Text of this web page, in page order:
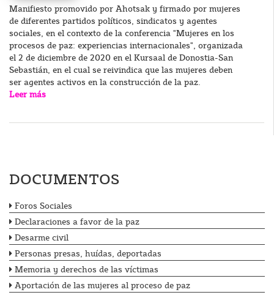
Manifiesto promovido por Ahotsak y firmado por mujeres
de diferentes partidos políticos, sindicatos y agentes
sociales, en el contexto de la conferencia "Mujeres en los
procesos de paz: experiencias internacionales", organizada
el 2 de diciembre de 2020 en el Kursaal de Donostia-San
Sebastián, en el cual se reivindica que las mujeres deben
ser agentes activos en la construcción de la paz.
Leer más
DOCUMENTOS
Foros Sociales
Declaraciones a favor de la paz
Desarme civil
Personas presas, huídas, deportadas
Memoria y derechos de las víctimas
Aportación de las mujeres al proceso de paz